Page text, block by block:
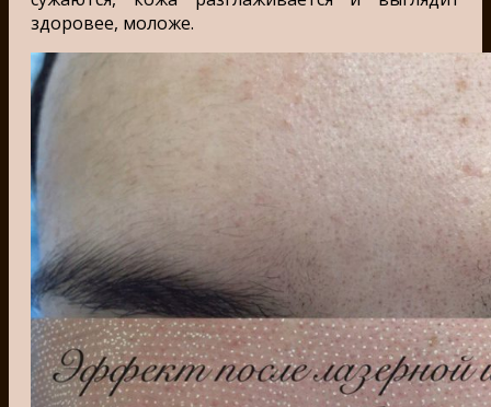
здоровее, моложе.